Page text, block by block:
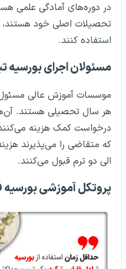
در دوره‌های آمادگی علمی
تحصیلات اصلی خود هستند،
استفاده کنند.
مسئولان اجرای بورسیه
موسسات آموزش عالی مسئول
هر سال تحصیلی هستند.
درخواست کمک هزینه
که متقاضی را می‌پذیرند
الی دو ترم قبول می‌کنند.
پروتکل آموزشی بورسیه